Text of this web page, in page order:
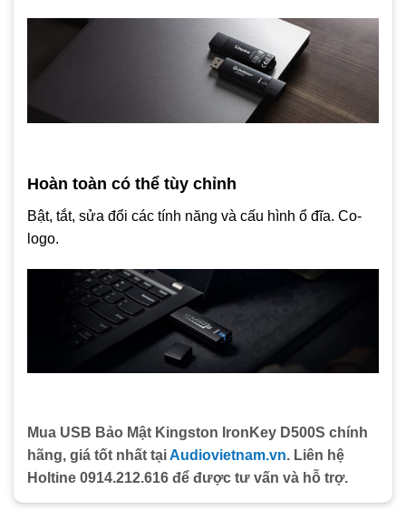
Hoàn toàn có thể tùy chỉnh
Bật, tắt, sửa đổi các tính năng và cấu hình ổ đĩa. Co-
logo.
Mua USB Bảo Mật Kingston IronKey D500S chính
hãng, giá tốt nhất tạiAudiovietnam.vn. Liên hệ
Holtine 0914.212.616 để được tư vấn và hỗ trợ.